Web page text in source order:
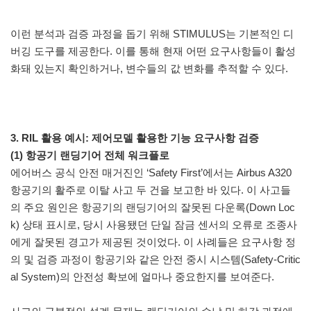
이런 분석과 검증 과정을 돕기 위해 STIMULUS는 기본적인 디
버깅 도구를 제공한다. 이를 통해 현재 어떤 요구사항들이 활성
화돼 있는지 확인하거나, 변수들의 값 변화를 추적할 수 있다.
3. RIL 활용 예시: 제어모델 활용한 기능 요구사항 검증
(1) 항공기 랜딩기어 전체 워크플로
에어버스 공식 안전 매거진인 ‘Safety First’에서는 Airbus A320
항공기의 활주로 이탈 사고 두 건을 보고한 바 있다. 이 사고들
의 주요 원인은 항공기의 랜딩기어의 잘못된 다운록(Down Loc
k) 상태 표시로, 당시 사용됐던 단일 잠금 센서의 오류로 조종사
에게 잘못된 경고가 제공된 것이었다. 이 사례들은 요구사항 정
의 및 검증 과정이 항공기와 같은 안전 중시 시스템(Safety-Critic
al System)의 안전성 확보에 얼마나 중요한지를 보여준다.